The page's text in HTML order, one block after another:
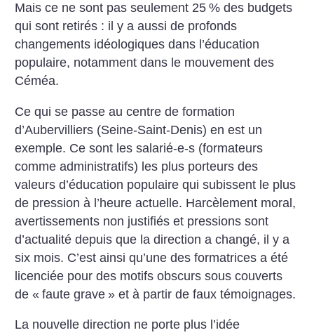
Mais ce ne sont pas seulement 25 % des budgets
qui sont retirés : il y a aussi de profonds
changements idéologiques dans l’éducation
populaire, notamment dans le mouvement des
Céméa.
Ce qui se passe au centre de formation
d’Aubervilliers (Seine-Saint-Denis) en est un
exemple. Ce sont les salarié-e-s (formateurs
comme administratifs) les plus porteurs des
valeurs d’éducation populaire qui subissent le plus
de pression à l’heure actuelle. Harcèlement moral,
avertissements non justifiés et pressions sont
d’actualité depuis que la direction a changé, il y a
six mois. C’est ainsi qu’une des formatrices a été
licenciée pour des motifs obscurs sous couverts
de « faute grave » et à partir de faux témoignages.
La nouvelle direction ne porte plus l’idée